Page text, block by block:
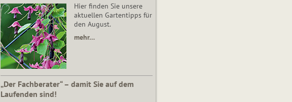
Hier finden Sie unsere
aktuellen Gartentipps für
den August.
mehr…
„Der Fachberater“ – damit Sie auf dem
Laufenden sind!